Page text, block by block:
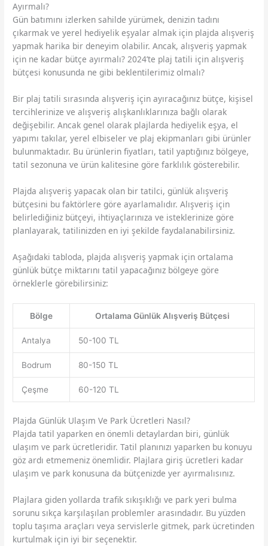
Ayırmalı?
Gün batımını izlerken sahilde yürümek, denizin tadını
çıkarmak ve yerel hediyelik eşyalar almak için plajda alışveriş
yapmak harika bir deneyim olabilir. Ancak, alışveriş yapmak
için ne kadar bütçe ayırmalı? 2024’te plaj tatili için alışveriş
bütçesi konusunda ne gibi beklentilerimiz olmalı?
Bir plaj tatili sırasında alışveriş için ayıracağınız bütçe, kişisel
tercihlerinize ve alışveriş alışkanlıklarınıza bağlı olarak
değişebilir. Ancak genel olarak plajlarda hediyelik eşya, el
yapımı takılar, yerel elbiseler ve plaj ekipmanları gibi ürünler
bulunmaktadır. Bu ürünlerin fiyatları, tatil yaptığınız bölgeye,
tatil sezonuna ve ürün kalitesine göre farklılık gösterebilir.
Plajda alışveriş yapacak olan bir tatilci, günlük alışveriş
bütçesini bu faktörlere göre ayarlamalıdır. Alışveriş için
belirlediğiniz bütçeyi, ihtiyaçlarınıza ve isteklerinize göre
planlayarak, tatilinizden en iyi şekilde faydalanabilirsiniz.
Aşağıdaki tabloda, plajda alışveriş yapmak için ortalama
günlük bütçe miktarını tatil yapacağınız bölgeye göre
örneklerle görebilirsiniz:
Bölge Ortalama Günlük Alışveriş Bütçesi
Antalya 50-100 TL
Bodrum 80-150 TL
Çeşme 60-120 TL
Plajda Günlük Ulaşım Ve Park Ücretleri Nasıl?
Plajda tatil yaparken en önemli detaylardan biri, günlük
ulaşım ve park ücretleridir. Tatil planınızı yaparken bu konuyu
göz ardı etmemeniz önemlidir. Plajlara giriş ücretleri kadar
ulaşım ve park konusuna da bütçenizde yer ayırmalısınız.
Plajlara giden yollarda trafik sıkışıklığı ve park yeri bulma
sorunu sıkça karşılaşılan problemler arasındadır. Bu yüzden
toplu taşıma araçları veya servislerle gitmek, park ücretinden
kurtulmak için iyi bir seçenektir.